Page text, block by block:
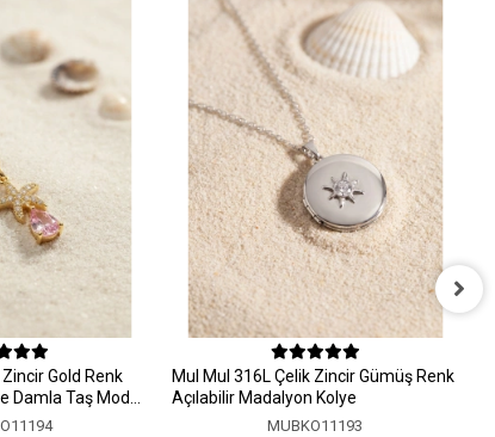
Gold Renk
Damla Taş Model
MuI MuI 316L Çelik Zincir Gümüş Renk
Açılabilir Madalyon Kolye
MUBKO11193